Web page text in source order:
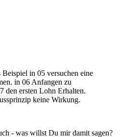
in 05 versuchen eine
in 06 Anfangen zu
den ersten Lohn Erhalten.
keine Wirkung.
- was willst Du mir damit sagen?